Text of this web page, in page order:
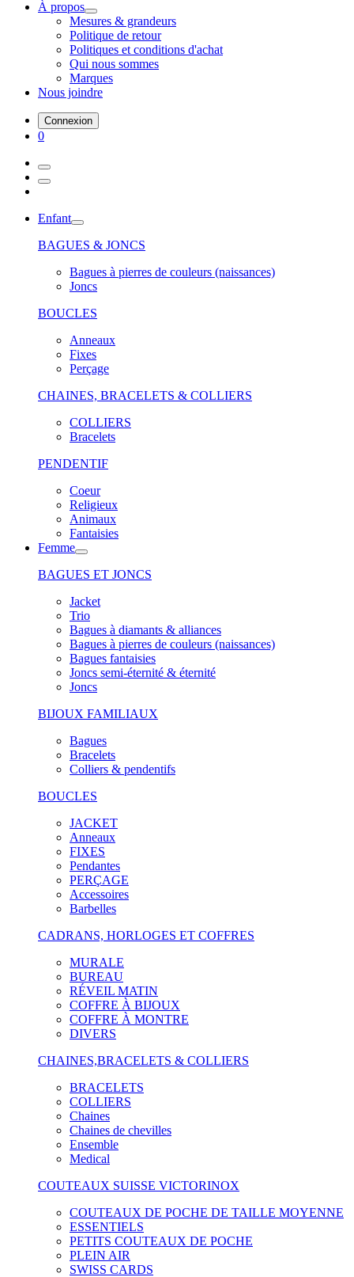
À propos
Mesures & grandeurs
Politique de retour
Politiques et conditions d'achat
Qui nous sommes
Marques
Nous joindre
Connexion
0
Enfant
BAGUES & JONCS
Bagues à pierres de couleurs (naissances)
Joncs
BOUCLES
Anneaux
Fixes
Perçage
CHAINES, BRACELETS & COLLIERS
COLLIERS
Bracelets
PENDENTIF
Coeur
Religieux
Animaux
Fantaisies
Femme
BAGUES ET JONCS
Jacket
Trio
Bagues à diamants & alliances
Bagues à pierres de couleurs (naissances)
Bagues fantaisies
Joncs semi-éternité & éternité
Joncs
BIJOUX FAMILIAUX
Bagues
Bracelets
Colliers & pendentifs
BOUCLES
JACKET
Anneaux
FIXES
Pendantes
PERÇAGE
Accessoires
Barbelles
CADRANS, HORLOGES ET COFFRES
MURALE
BUREAU
RÉVEIL MATIN
COFFRE À BIJOUX
COFFRE À MONTRE
DIVERS
CHAINES,BRACELETS & COLLIERS
BRACELETS
COLLIERS
Chaines
Chaines de chevilles
Ensemble
Medical
COUTEAUX SUISSE VICTORINOX
COUTEAUX DE POCHE DE TAILLE MOYENNE
ESSENTIELS
PETITS COUTEAUX DE POCHE
PLEIN AIR
SWISS CARDS